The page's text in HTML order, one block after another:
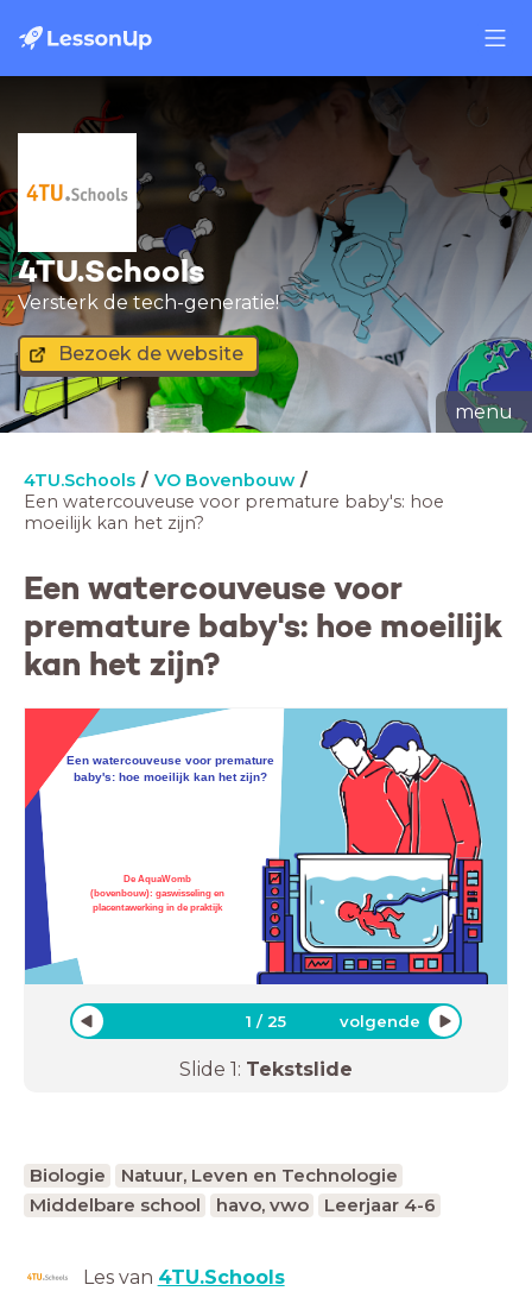
4TU.Schools
Versterk de tech-generatie!
Bezoek de website
menu
4TU.Schools
VO Bovenbouw
Een watercouveuse voor premature baby's: hoe
moeilijk kan het zijn?
Een watercouveuse voor
premature baby's: hoe moeilijk
kan het zijn?
Een watercouveuse voor premature
baby's: hoe moeilijk kan het zijn?
De AquaWomb
(bovenbouw): gaswisseling en
placentawerking in de praktijk
1 /25 volgende
Slide 1: Tekstslide
Biologie
Natuur, Leven en Technologie
Middelbare school
havo, vwo Leerjaar 4-6
Les van 4TU.Schools